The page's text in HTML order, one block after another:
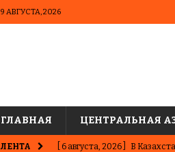
9 АВГУСТА, 2026
ГЛАВНАЯ ЦЕНТРАЛЬНАЯ
ЛЕНТА [ 6 августа, 2026 ] В